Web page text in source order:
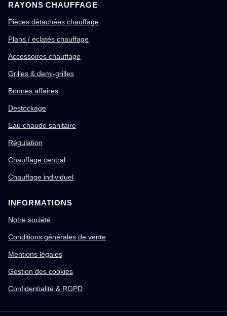
RAYONS CHAUFFAGE
Pièces détachées chauffage
Plans / éclatés chauffage
Accessoires chauffage
Grilles & demi-grilles
Bonnes affaires
Destockage
Eau chaude sanitaire
Régulation
Chauffage central
Chauffage individuel
INFORMATIONS
Notre société
Conditions générales de vente
Mentions légales
Gestion des cookies
Confidentialité & RGPD